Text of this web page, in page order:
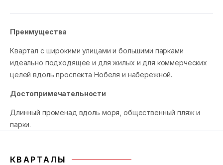
Преимущества
Квартал с широкими улицами и большими парками
идеально подходящее и для жилых и для коммерческих
целей вдоль проспекта Нобеля и набережной.
Достопримечательности
Длинный променад вдоль моря, общественный пляж и
парки.
КВАРТАЛЫ